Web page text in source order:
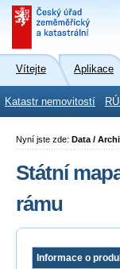
Vítejte Aplikace
Katastr nemovitostí
Nyní jste zde: Data /
Státní
rámu
Informace o